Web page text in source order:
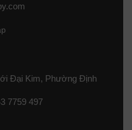
Đại Kim, Phường Định
7759 497